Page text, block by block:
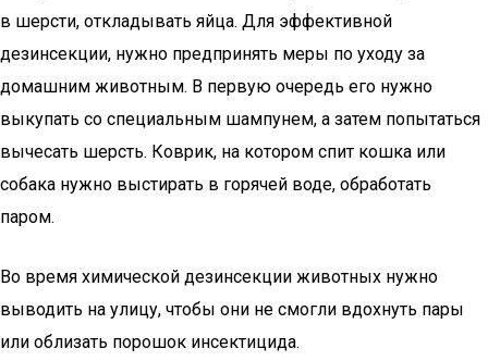
в шерсти, откладывать яйца. Для эффективной
дезинсекции, нужно предпринять меры по уходу за
домашним животным. В первую очередь его нужно
выкупать со специальным шампунем, а затем попытаться
вычесать шерсть. Коврик, на котором спит кошка или
собака нужно выстирать в горячей воде, обработать
паром.
Во время химической дезинсекции животных нужно
выводить на улицу, чтобы они не смогли вдохнуть пары
или облизать порошок инсектицида.